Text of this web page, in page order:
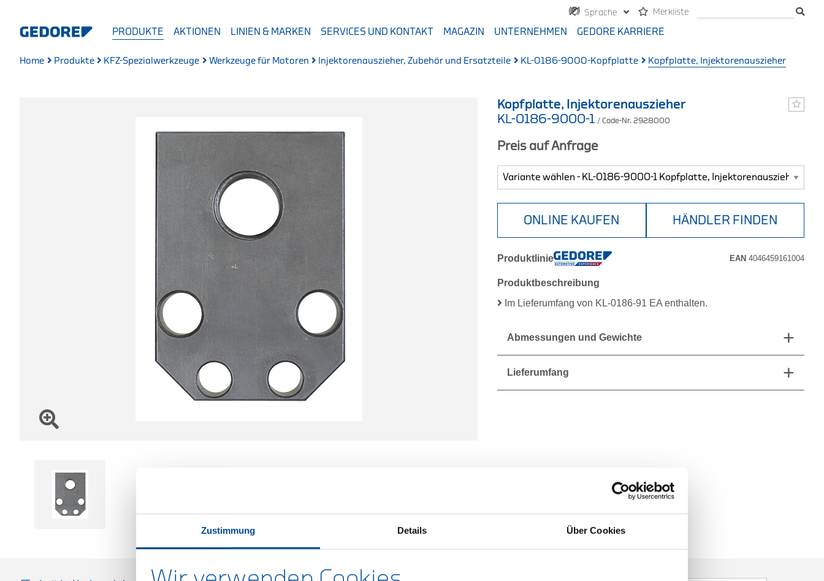
Zustimmung Details Über Cookies
Sprache Merkliste
PRODUKTE AKTIONEN LINIEN & MARKEN SERVICES UND KONTAKT MAGAZIN UNTERNEHMEN GEDORE KARRIERE
Home Produkte KFZ-Spezialwerkzeuge Werkzeuge für Motoren Injektorenauszieher, Zubehör und Ersatzteile KL-0186-9000-Kopfplatte Kopfplatte, Injektorenauszieher
Kopfplatte, Injektorenauszieher
KL-0186-9000-1 / Code-Nr. 2928000
Preis auf Anfrage
ONLINE KAUFEN HÄNDLER FINDEN
Produktlinie EAN 4046459161004
Produktbeschreibung
Im Lieferumfang von KL-0186-91 EA enthalten.
Abmessungen und Gewichte
Lieferumfang